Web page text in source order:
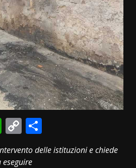
WhatsApp
Copy
Link
delle istituzioni e chiede